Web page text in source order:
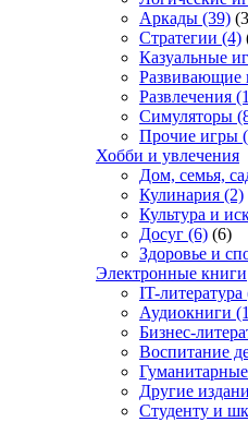
Аркады (39)
Стратегии (4)
Казуальные
Развивающие
Развлечения
Симуляторы
Прочие игры
Хобби и увлечения
Дом, семья,
Кулинария (2)
Культура и
Досуг (6) (6)
Здоровье и
Электронные книги
IT-литература
Аудиокниги
Бизнес-
Воспитание
Другие
Студенту и